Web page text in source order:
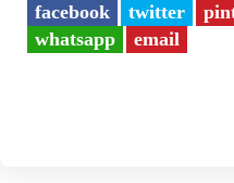
facebook
twitter
whatsapp
email